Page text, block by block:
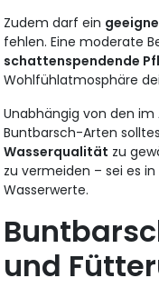
Zudem darf ein
fehlen. Eine moderate
schattenspendende
Wohlfühlatmosphäre
Unabhängig von den
Buntbarsch-Arten
Wasserqualität zu
zu vermeiden – sei es
Wasserwerte.
und